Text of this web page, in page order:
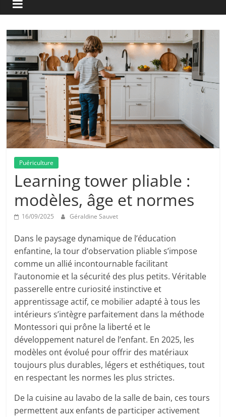
Puériculture
Learning tower pliable :
modèles, âge et normes
16/09/2025 Géraldine Sauvet
Dans le paysage dynamique de l’éducation
enfantine, la tour d’observation pliable s’impose
comme un allié incontournable facilitant
l’autonomie et la sécurité des plus petits. Véritable
passerelle entre curiosité instinctive et
apprentissage actif, ce mobilier adapté à tous les
intérieurs s’intègre parfaitement dans la méthode
Montessori qui prône la liberté et le
développement naturel de l’enfant. En 2025, les
modèles ont évolué pour offrir des matériaux
toujours plus durables, légers et esthétiques, tout
en respectant les normes les plus strictes.
De la cuisine au lavabo de la salle de bain, ces tours
permettent aux enfants de participer activement